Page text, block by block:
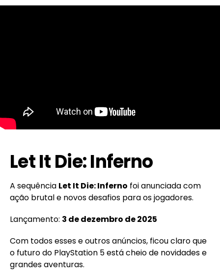
Let It Die: Inferno
A sequência Let It Die: Inferno foi anunciada com
ação brutal e novos desafios para os jogadores.
Lançamento: 3 de dezembro de 2025
Com todos esses e outros anúncios, ficou claro que
o futuro do PlayStation 5 está cheio de novidades e
grandes aventuras.